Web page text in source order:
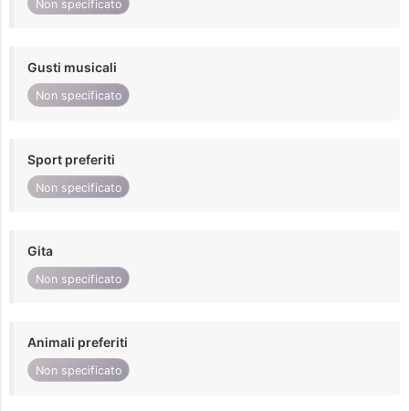
Non specificato
Gusti musicali
Non specificato
Sport preferiti
Non specificato
Gita
Non specificato
Animali preferiti
Non specificato